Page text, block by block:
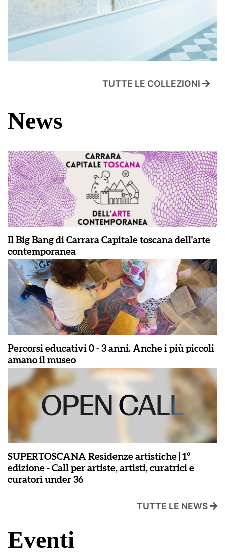
TUTTE LE COLLEZIONI
News
Il Big Bang di Carrara Capitale toscana dell'arte
contemporanea
Percorsi educativi 0 - 3 anni. Anche i più piccoli
amano il museo
SUPERTOSCANA Residenze artistiche | 1°
edizione - Call per artiste, artisti, curatrici e
curatori under 36
TUTTE LE NEWS
Eventi